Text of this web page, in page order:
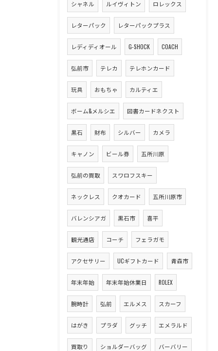
シャネル ルイヴィトン ロレックス
レターパック レターパックプラス
レディディオール G-SHOCK COACH
弘前市 テレカ テレホンカード
玩具 おもちゃ カルティエ
ボーム&メルシエ 図書カードネクスト
黒石 財布 シルバー カメラ
キャノン ビール券 五所川原
弘前の買取 スワロフスキー
ネックレス クオカード 五所川原市
バレンシアガ 黒石市 喜平
観光通店 コーチ フェラガモ
アクセサリー UCギフトカード 青森市
年末年始 年末年始休業日 ROLEX
腕時計 弘前 エルメス スカーフ
はがき プラダ グッチ エメラルド
買取り ショルダーバッグ バーバリー